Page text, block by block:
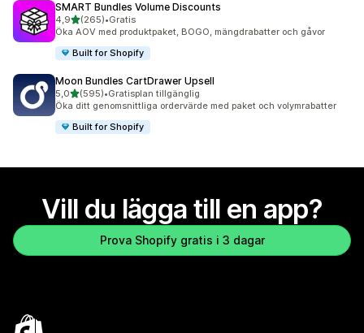
SMART Bundles Volume Discounts
4,9av 5 stjärnor
(265)
265 recensioner totalt
•Gratis
Öka AOV med produktpaket, BOGO, mängdrabatter och gåvor
Built for Shopify
Moon Bundles CartDrawer Upsell
5,0av 5 stjärnor
(595)
595 recensioner totalt
•Gratisplan tillgänglig
Öka ditt genomsnittliga ordervärde med paket och volymrabatter
Built for Shopify
Vill du lägga till en app?
Prova Shopify gratis i 3 dagar